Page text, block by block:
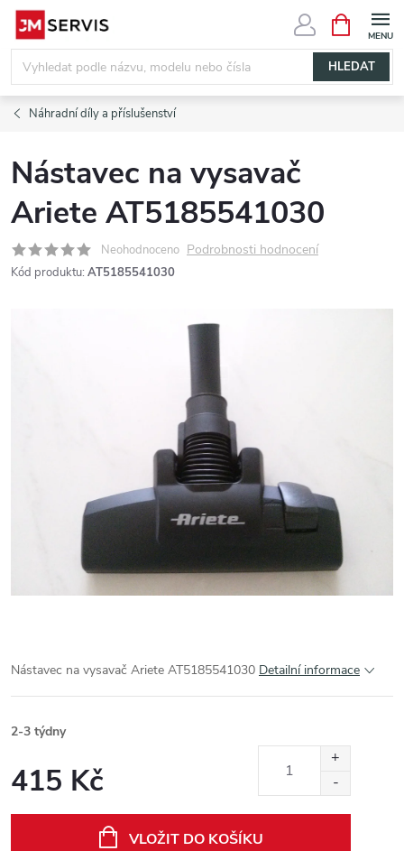
Přejít
obsah
HLEDAT
NÁKUPNÍ
KOŠÍK
Náhradní díly a příslušenství
Nástavec na vysavač
Ariete AT5185541030
Neohodnoceno Podrobnosti hodnocení
Kód produktu: AT5185541030
Nástavec na vysavač Ariete AT5185541030 Detailní informace
2-3 týdny
415 Kč
VLOŽIT DO KOŠÍKU